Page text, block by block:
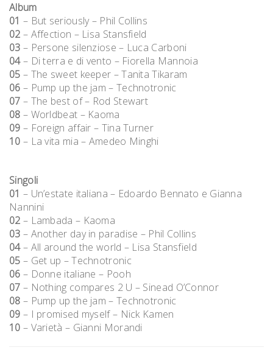
Album
01 – But seriously – Phil Collins
02 – Affection – Lisa Stansfield
03 – Persone silenziose – Luca Carboni
04– Di terra e di vento – Fiorella Mannoia
05 – The sweet keeper – Tanita Tikaram
06 – Pump up the jam – Technotronic
07 – The best of – Rod Stewart
08 – Worldbeat – Kaoma
09 – Foreign affair – Tina Turner
10 – La vita mia – Amedeo Minghi
Singoli
01 – Un’estate italiana – Edoardo Bennato e Gianna
Nannini
02 – Lambada – Kaoma
03 – Another day in paradise – Phil Collins
04– All around the world – Lisa Stansfield
05 – Get up – Technotronic
06 – Donne italiane – Pooh
07 – Nothing compares 2 U – Sinead O’Connor
08 – Pump up the jam – Technotronic
09 – I promised myself – Nick Kamen
10 – Varietà – Gianni Morandi